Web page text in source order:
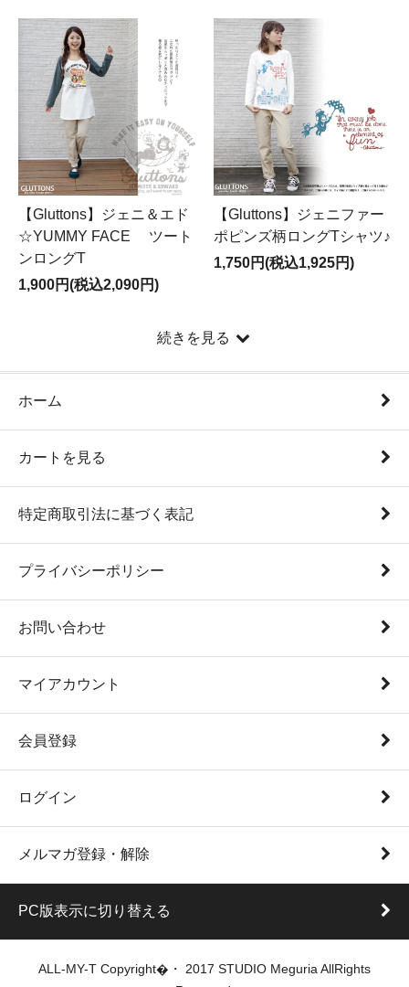
【Gluttons】ジェニ＆エド
☆YUMMY FACE ツート
ンロングT
1,900円(税込2,090円)
【Gluttons】ジェニファー
ポピンズ柄ロングTシャツ♪
1,750円(税込1,925円)
続きを見る
ホーム
カートを見る
特定商取引法に基づく表記
プライバシーポリシー
お問い合わせ
マイアカウント
会員登録
ログイン
メルマガ登録・解除
PC版表示に切り替える
ALL-MY-T Copyright�・ 2017 STUDIO Meguria AllRights